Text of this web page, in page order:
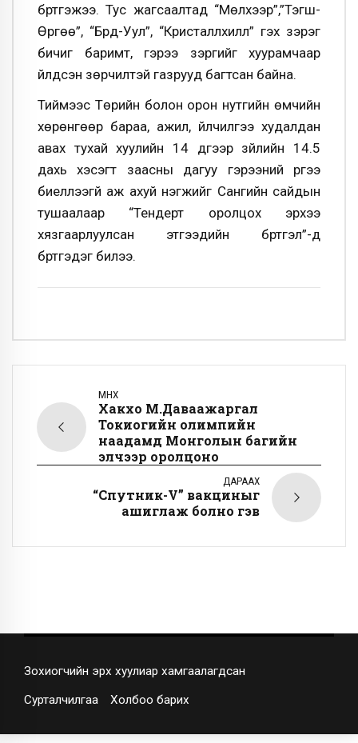
бүртгэжээ. Тус жагсаалтад “Мөлүүхээр”,”Тэгш-
Өргөө”, “Бүрд-Уул”, “Кристаллхилл” гэх зэрэг
бичиг баримт, гэрээ зэргийг хуурамчаар
үйлдсэн зөрчилтэй газрууд багтсан байна.
Тиймээс Төрийн болон орон нутгийн өмчийн
хөрөнгөөр бараа, ажил, үйлчилгээ худалдан
авах тухай хуулийн 14 дүгээр зүйлийн 14.5
дахь хэсэгт заасны дагуу гэрээний үүргээ
биелүүлээгүй аж ахуй нэгжийг Сангийн сайдын
тушаалаар “Тендерт оролцох эрхээ
хязгаарлуулсан этгээдийн бүртгэл”-д
бүртгэдэг билээ.
ӨМНӨХ
Хакүхо М.Даваажаргал
Токиогийн олимпийн
наадамд Монголын багийн
элчээр оролцоно
ДАРААХ
“Спутник-V” вакциныг
ашиглаж болно гэв
Зохиогчийн эрх хуулиар хамгаалагдсан
Сурталчилгаа Холбоо барих